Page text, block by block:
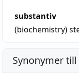
substantiv
(biochemistry)
Synonymer till